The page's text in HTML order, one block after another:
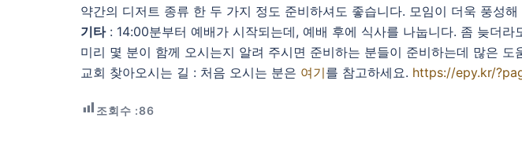
약간의 디저트 종류 한 두 가지 정도 준비하셔도 좋습니다. 모임이 더욱 풍성해
기타: 14:00분부터 예배가 시작되는데, 예배 후에 식사를 나눕니다. 좀 늦더라
미리 몇 분이 함께 오시는지 알려 주시면 준비하는 분들이 준비하는데 많은 도
교회 찾아오시는 길 : 처음 오시는 분은 여기를 참고하세요. https://epy.kr/
조회수 :86